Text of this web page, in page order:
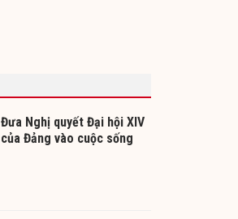
Đưa Nghị quyết Đại hội XIV
của Đảng vào cuộc sống